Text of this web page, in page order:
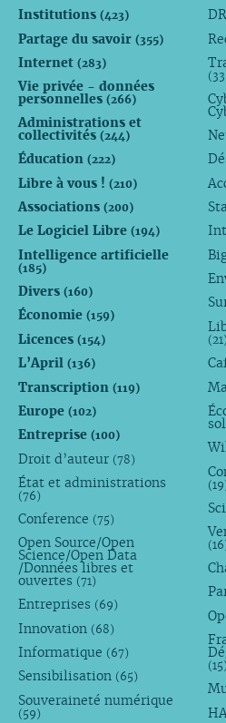
Institutions (423)
Partage du savoir (355)
Internet (283)
Vie privée - données
personnelles (266)
Administrations et
collectivités (244)
Éducation (222)
Libre à vous ! (210)
Associations (200)
Le Logiciel Libre (194)
Intelligence artificielle
(185)
Divers (160)
Économie (159)
Licences (154)
L’April (136)
Transcription (119)
Europe (102)
Entreprise (100)
Droit d’auteur (78)
État et administrations
(76)
Conference (75)
Open Source/Open
Science/Open Data
/Données libres et
ouvertes (71)
Entreprises (69)
Innovation (68)
Informatique (67)
Sensibilisation (65)
Souveraineté numérique
(59)
(21)
(15)